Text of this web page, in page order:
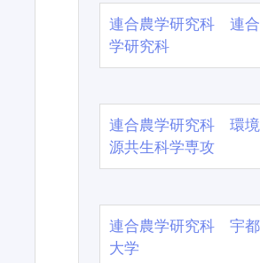
連合農学研究科 連
学研究科
連合農学研究科 環
源共生科学専攻
連合農学研究科 宇
大学